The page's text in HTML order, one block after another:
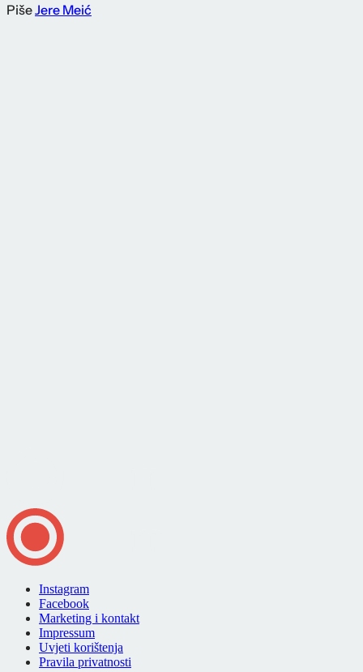
PišeJere Meić
Instagram
Facebook
Marketing i kontakt
Impressum
Uvjeti korištenja
Pravila privatnosti